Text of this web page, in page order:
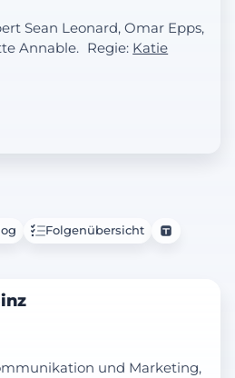
die Patientin an
Behandlung löst bei
aus.
Sean Leonard, Omar Epps,
Annable. Regie: Katie
Folgenübersicht
und Marketing,